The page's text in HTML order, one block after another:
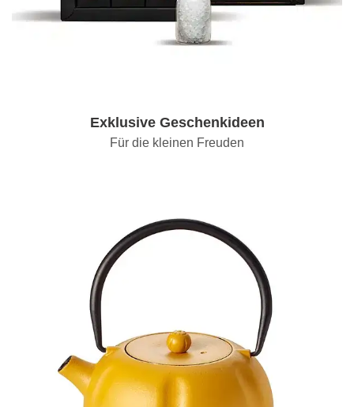
Exklusive Geschenkideen
Für die kleinen Freuden